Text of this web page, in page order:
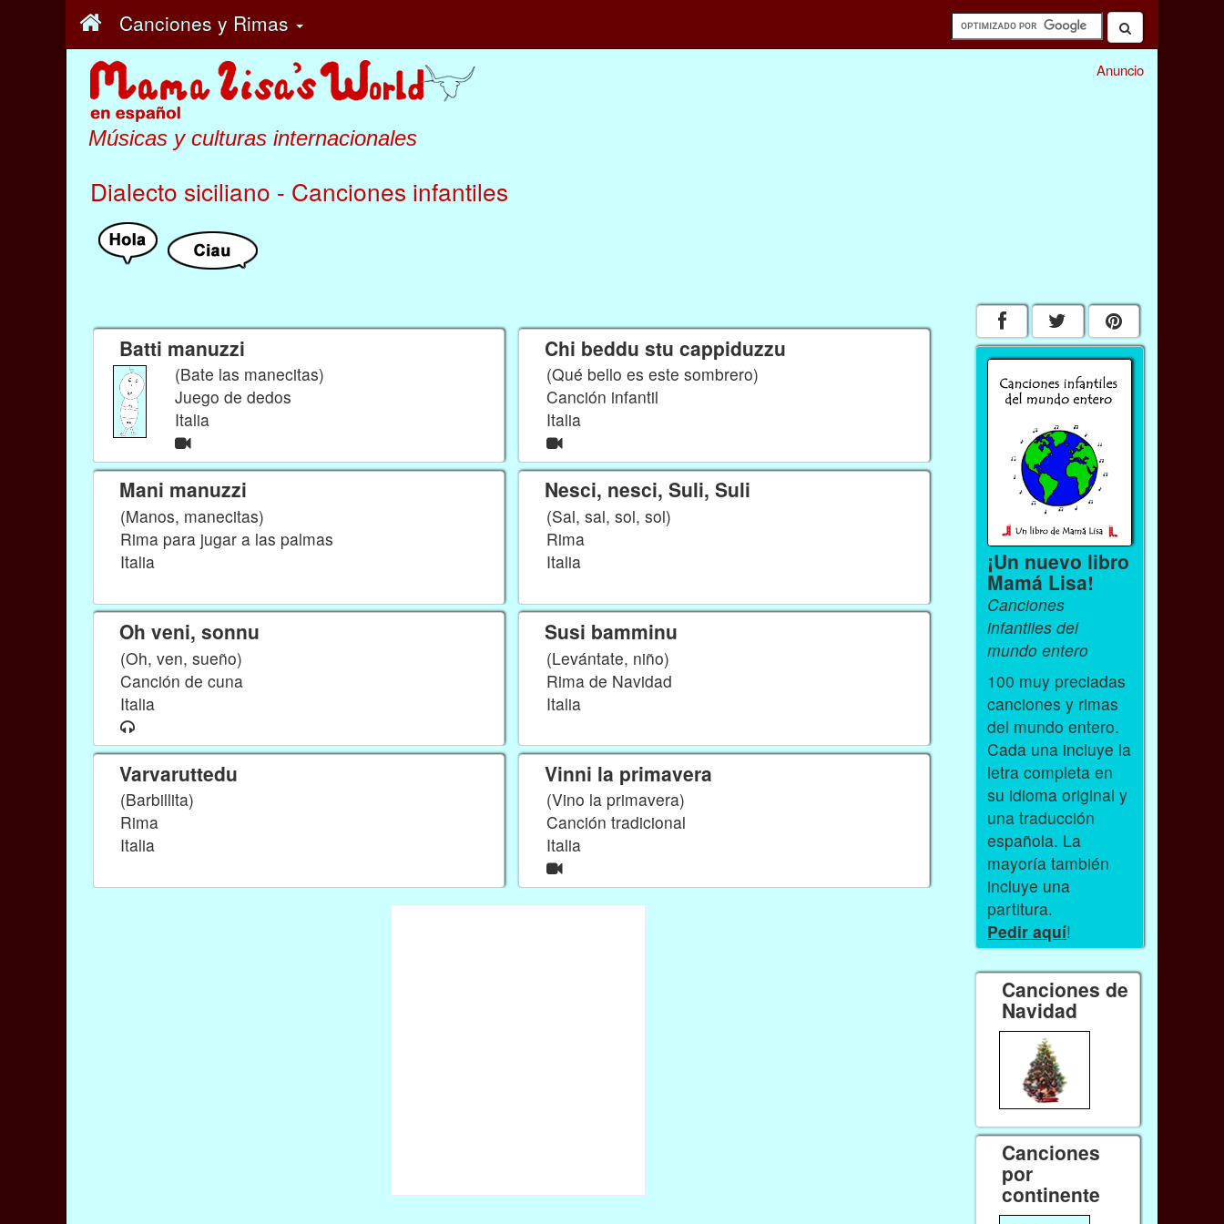
Canciones y Rimas
Músicas y culturas internacionales
Dialecto siciliano - Canciones infantiles
Anuncio
Batti manuzzi
(Bate las manecitas)
Juego de dedos
Italia
Chi beddu stu cappiduzzu
(Qué bello es este sombrero)
Canción infantil
Italia
Mani manuzzi
(Manos, manecitas)
Rima para jugar a las palmas
Italia
Nesci, nesci, Suli, Suli
(Sal, sal, sol, sol)
Rima
Italia
Oh veni, sonnu
(Oh, ven, sueño)
Canción de cuna
Italia
Susi bamminu
(Levántate, niño)
Rima de Navidad
Italia
Varvaruttedu
(Barbillita)
Rima
Italia
Vinni la primavera
(Vino la primavera)
Canción tradicional
Italia
¡Un nuevo libro
Mamá Lisa!
Canciones
infantiles del
mundo entero
100 muy preciadas
canciones y rimas
del mundo entero.
Cada una incluye la
letra completa en
su idioma original y
una traducción
española. La
mayoría también
incluye una
partitura.
Pedir aquí!
Canciones de
Navidad
Canciones
por
continente